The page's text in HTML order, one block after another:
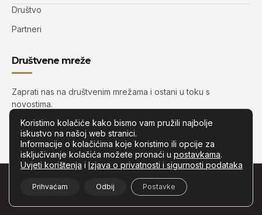
Društvo
Partneri
Društvene mreže
Zaprati nas na društvenim mrežama i ostani u toku s
novostima.
Zip.com.hr– Sva prava pridržana.
Koristimo kolačiće kako bismo vam pružili najbolje
iskustvo na našoj web stranici.
Informacije o kolačićima koje koristimo ili opcije za
isključivanje kolačića možete pronaći u postavkama.
Uvjeti korištenja i Izjava o privatnosti i sigurnosti podataka
Prihvaćam Odbij Postavke